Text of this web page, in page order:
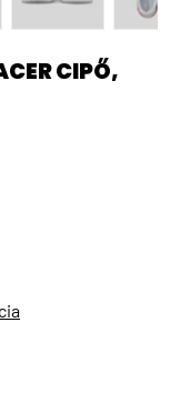
CIPŐ,